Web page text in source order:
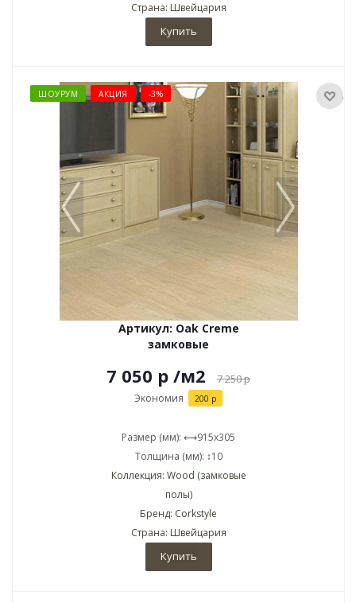
Страна: Швейцария
Купить
ШОУРУМ АКЦИЯ -3%
Артикул: Oak Creme
замковые
7 050 р /м2 7 250р
Экономия 200 р
Размер (мм): ⟷915x305
Толщина (мм): ↕10
Коллекция: Wood (замковые
полы)
Бренд: Corkstyle
Страна: Швейцария
Купить